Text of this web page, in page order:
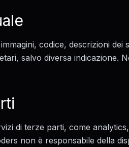
codice, descrizioni dei
salvo diversa indicazione.
di terze parti, come
non è responsabile della